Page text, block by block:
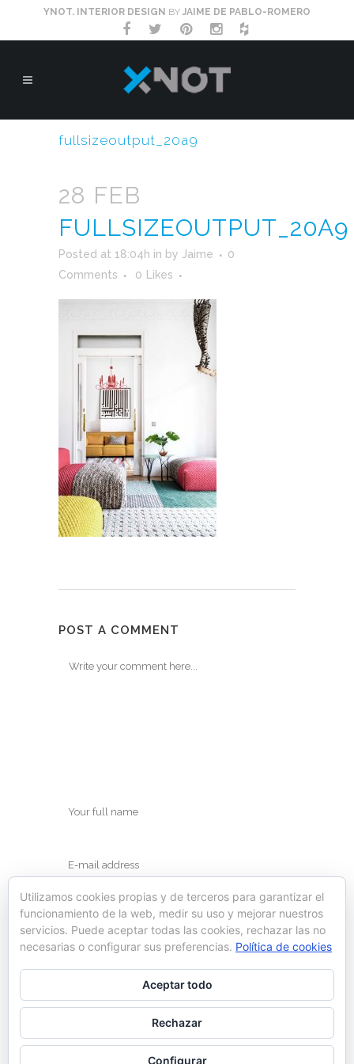
YNOT. INTERIOR DESIGN BY JAIME DE PABLO-ROMERO
fullsizeoutput_20a9
28 FEB
FULLSIZEOUTPUT_20A9
Posted at 18:04h in by Jaime
0
Comments
0 Likes
POST A COMMENT
Save my name, email, and website in this
browser for the next time I comment.
Utilizamos cookies propias y de terceros para garantizar el
funcionamiento de la web, medir su uso y mejorar nuestros
servicios. Puede aceptar todas las cookies, rechazar las no
necesarias o configurar sus preferencias. Política de cookies
Aceptar todo
Rechazar
Configurar